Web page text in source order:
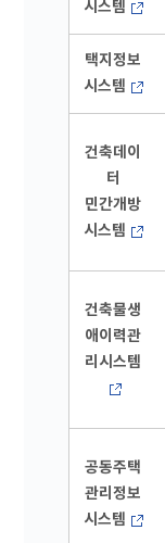
시스템
택지정보
시스템
건축데이
터
민간개방
시스템
건축물생
애이력관
리시스템
공동주택
관리정보
시스템